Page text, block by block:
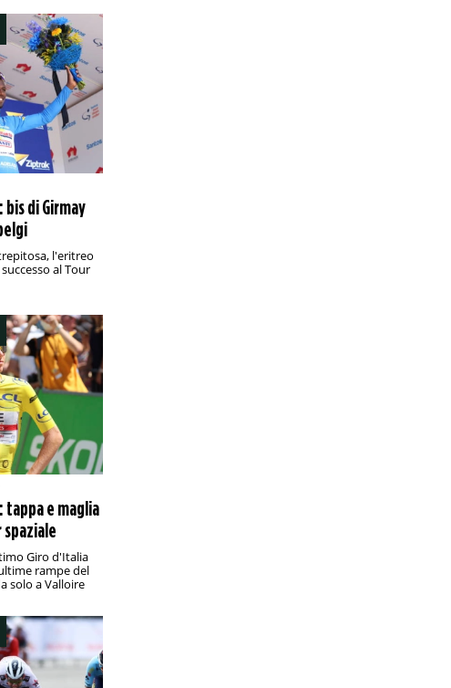
bis di Girmay
l'eritreo
al Tour
tappa e maglia
spaziale
Giro d'Italia
rampe del
solo a Valloire